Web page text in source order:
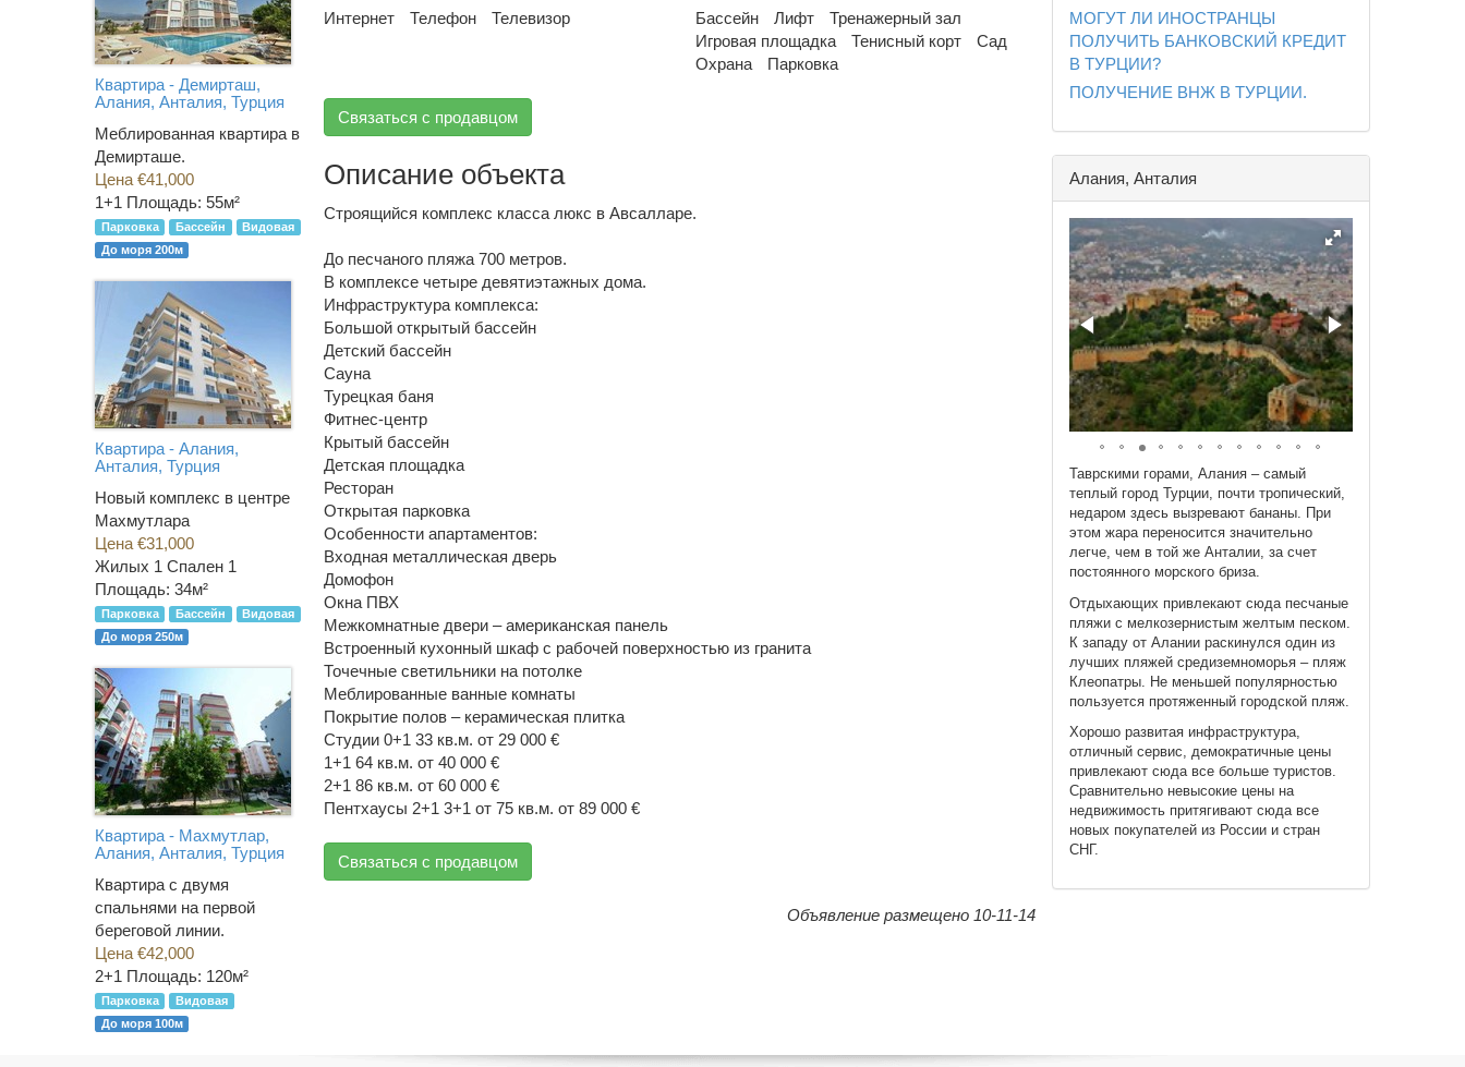
Интернет Телефон Телевизор Бассейн Лифт
Тренажерный зал
Игровая площадка
Тенисный корт
Сад
Охрана
Парковка
Связаться с продавцом
Описание объекта
Строящийся комплекс класса люкс в Авсалларе.
До песчаного пляжа 700 метров.
В комплексе четыре девятиэтажных дома.
Инфраструктура комплекса:
Большой открытый бассейн
Детский бассейн
Сауна
Турецкая баня
Фитнес-центр
Крытый бассейн
Детская площадка
Ресторан
Открытая парковка
Особенности апартаментов:
Входная металлическая дверь
Домофон
Окна ПВХ
Межкомнатные двери – американская панель
Встроенный кухонный шкаф с рабочей поверхностью из гранита
Точечные светильники на потолке
Меблированные ванные комнаты
Покрытие полов – керамическая плитка
Студии 0+1 33 кв.м. от 29 000 €
1+1 64 кв.м. от 40 000 €
2+1 86 кв.м. от 60 000 €
Пентхаусы 2+1 3+1 от 75 кв.м. от 89 000 €
Связаться с продавцом
Объявление размещено 10-11-14
МОГУТ ЛИ ИНОСТРАНЦЫ
ПОЛУЧИТЬ БАНКОВСКИЙ КРЕДИТ
В ТУРЦИИ?
ПОЛУЧЕНИЕ ВНЖ В ТУРЦИИ.
Алания, Анталия
Таврскими горами, Алания – самый
теплый город Турции, почти тропический,
недаром здесь вызревают бананы. При
этом жара переносится значительно
легче, чем в той же Анталии, за счет
постоянного морского бриза.
Отдыхающих привлекают сюда песчаные
пляжи с мелкозернистым желтым песком.
К западу от Алании раскинулся один из
лучших пляжей средиземноморья – пляж
Клеопатры. Не меньшей популярностью
пользуется протяженный городской пляж.
Хорошо развитая инфраструктура,
отличный сервис, демократичные цены
привлекают сюда все больше туристов.
Сравнительно невысокие цены на
недвижимость притягивают сюда все
новых покупателей из России и стран
СНГ.
Квартира - Демирташ,
Алания, Анталия, Турция
Меблированная квартира в
Демирташе.
Цена €41,000
1+1 Площадь: 55м²
Парковка Бассейн
Видовая
До моря 200м
Квартира - Алания,
Анталия, Турция
Новый комплекс в центре
Махмутлара
Цена €31,000
Жилых 1 Спален 1
Площадь: 34м²
Парковка Бассейн
Видовая
До моря 250м
Квартира - Махмутлар,
Алания, Анталия, Турция
Квартира с двумя
спальнями на первой
береговой линии.
Цена €42,000
2+1 Площадь: 120м²
Парковка
Видовая
До моря 100м